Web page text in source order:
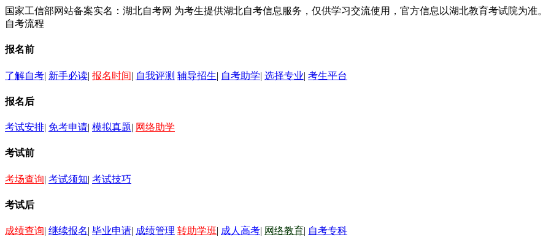
国家工信部网站备案实名：湖北自考网 为考生提供湖北自考信息服务，仅供学习交流使用，官方信息以湖北教育考试院为准。
自考流程
报名前
了解自考| 新手必读| 报名时间| 自我评测 辅导招生| 自考助学| 选择专业| 考生平台
报名后
考试安排| 免考申请| 模拟真题| 网络助学
考试前
考场查询| 考试须知| 考试技巧
考试后
成绩查询| 继续报名| 毕业申请| 成绩管理 转助学班| 成人高考| 网络教育| 自考专科